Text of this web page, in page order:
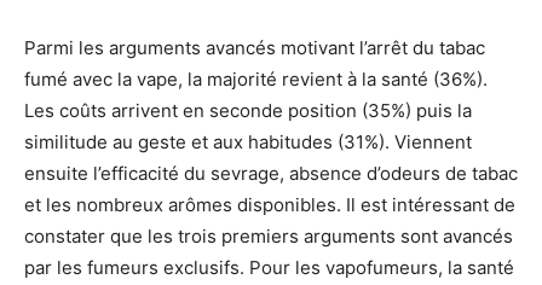
Parmi les arguments avancés motivant l’arrêt du tabac
fumé avec la vape, la majorité revient à la santé (36%).
Les coûts arrivent en seconde position (35%) puis la
similitude au geste et aux habitudes (31%). Viennent
ensuite l’efficacité du sevrage, absence d’odeurs de tabac
et les nombreux arômes disponibles. Il est intéressant de
constater que les trois premiers arguments sont avancés
par les fumeurs exclusifs. Pour les vapofumeurs, la santé